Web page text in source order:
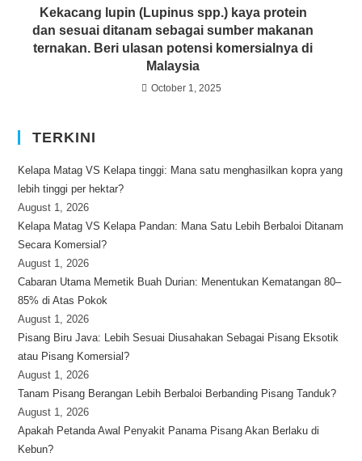
Kekacang lupin (Lupinus spp.) kaya protein
dan sesuai ditanam sebagai sumber makanan
ternakan. Beri ulasan potensi komersialnya di
Malaysia
October 1, 2025
TERKINI
Kelapa Matag VS Kelapa tinggi: Mana satu menghasilkan kopra yang
lebih tinggi per hektar?
August 1, 2026
Kelapa Matag VS Kelapa Pandan: Mana Satu Lebih Berbaloi Ditanam
Secara Komersial?
August 1, 2026
Cabaran Utama Memetik Buah Durian: Menentukan Kematangan 80–
85% di Atas Pokok
August 1, 2026
Pisang Biru Java: Lebih Sesuai Diusahakan Sebagai Pisang Eksotik
atau Pisang Komersial?
August 1, 2026
Tanam Pisang Berangan Lebih Berbaloi Berbanding Pisang Tanduk?
August 1, 2026
Apakah Petanda Awal Penyakit Panama Pisang Akan Berlaku di
Kebun?